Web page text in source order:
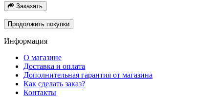
Заказать
Продолжить покупки
Информация
О магазине
Доставка и оплата
Дополнительная гарантия от магазина
Как сделать заказ?
Контакты